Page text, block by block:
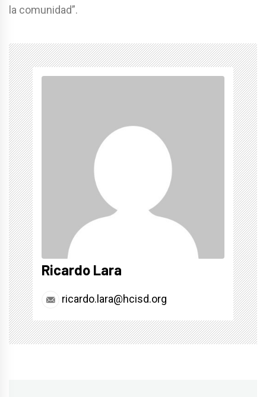
la comunidad”.
Ricardo Lara
ricardo.lara@hcisd.org